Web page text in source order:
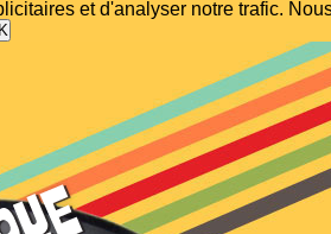
et d'analyser notre trafic.